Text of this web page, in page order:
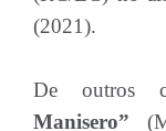
(2021).
De outros
Manisero”